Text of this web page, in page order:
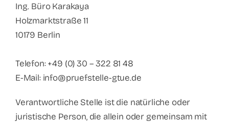
Ing. Büro Karakaya
Holzmarktstraße 11
10179 Berlin
Telefon: +49 (0) 30 – 322 81 48
E-Mail: info@pruefstelle-gtue.de
Verantwortliche Stelle ist die natürliche oder
juristische Person, die allein oder gemeinsam mit